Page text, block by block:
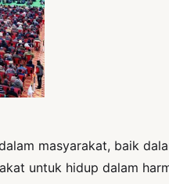
masyarakat, baik
untuk hidup dalam